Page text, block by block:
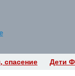
спасение Дети